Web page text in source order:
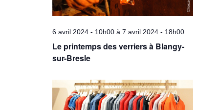
6 avril 2024 - 10h00 à7 avril 2024 - 18h00
Le printemps des verriers à Blangy-
sur-Bresle